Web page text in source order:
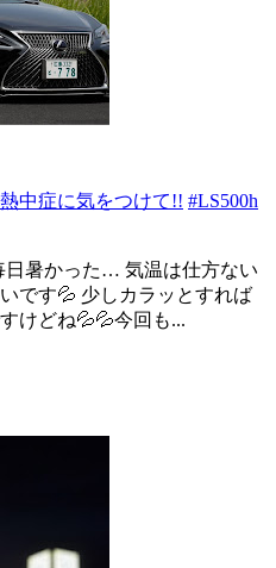
中症に気をつけて!! #LS500h
日暑かった… 気温は仕方ない
です💦 少しカラッとすれば
けどね💦💦今回も...